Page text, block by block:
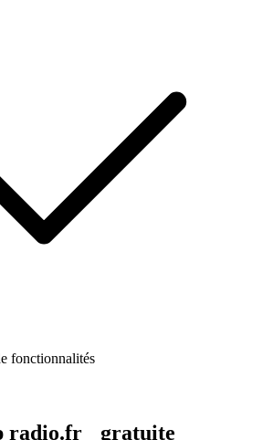
fonctionnalités
radio.fr gratuite